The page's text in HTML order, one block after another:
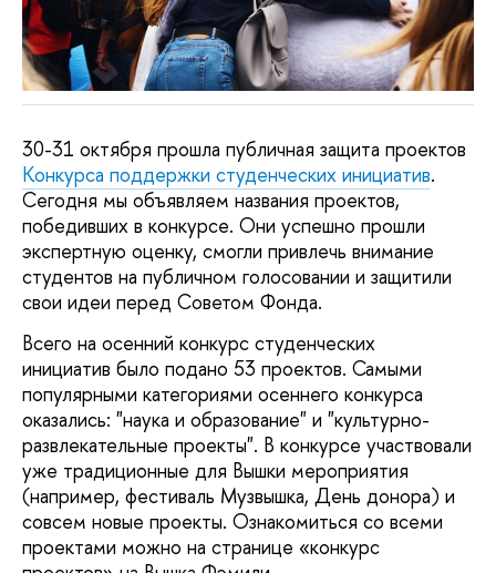
30-31 октября прошла публичная защита проектов
Конкурса поддержки студенческих инициатив.
Сегодня мы объявляем названия проектов,
победивших в конкурсе. Они успешно прошли
экспертную оценку, смогли привлечь внимание
студентов на публичном голосовании и защитили
свои идеи перед Советом Фонда.
Всего на осенний конкурс студенческих
инициатив было подано 53 проектов. Самыми
популярными категориями осеннего конкурса
оказались: "наука и образование" и "культурно-
развлекательные проекты". В конкурсе участвовали
уже традиционные для Вышки мероприятия
(например, фестиваль Музвышка, День донора) и
совсем новые проекты. Ознакомиться со всеми
проектами можно на странице «конкурс